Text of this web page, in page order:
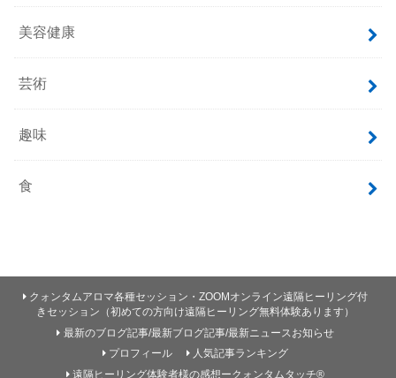
美容健康
芸術
趣味
食
クォンタムアロマ各種セッション・ZOOMオンライン遠隔ヒーリング付
きセッション（初めての方向け遠隔ヒーリング無料体験あります）
最新のブログ記事/最新ブログ記事/最新ニュースお知らせ
プロフィール
人気記事ランキング
遠隔ヒーリング体験者様の感想ークォンタムタッチ®